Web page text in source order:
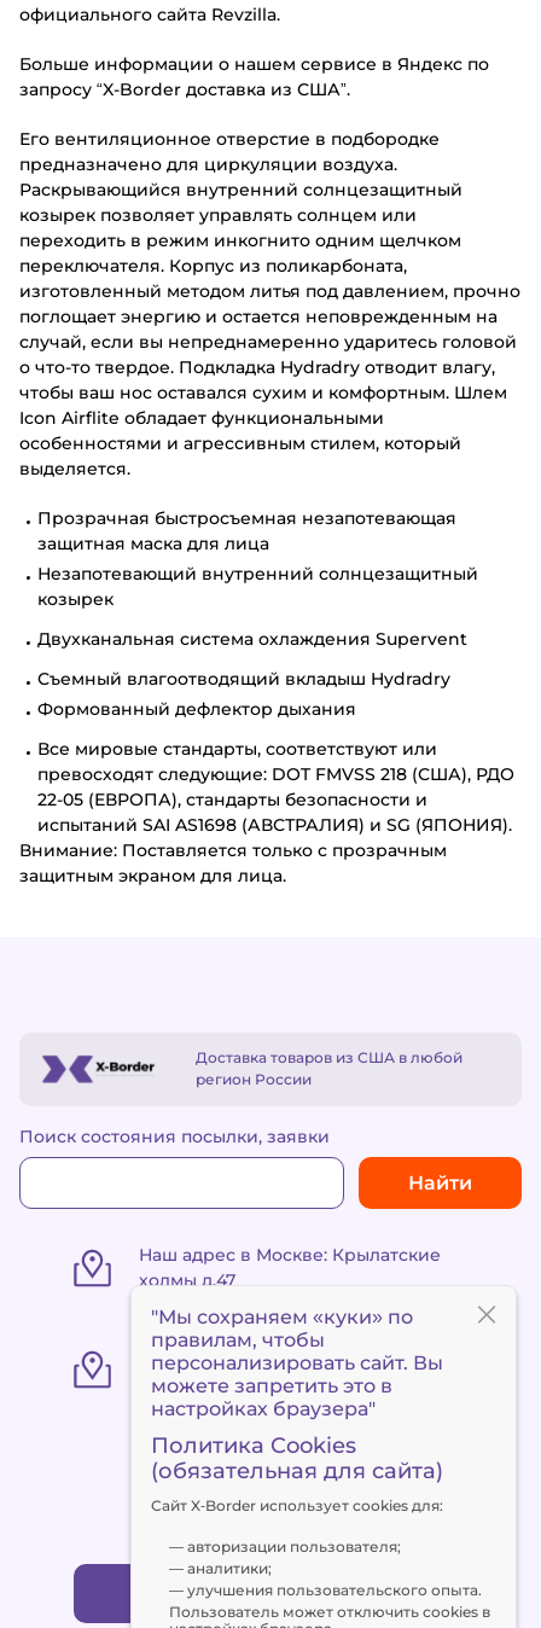
официального сайта Revzilla.
Больше информации о нашем сервисе в Яндекс по
запросу “X-Border доставка из США”.
Его вентиляционное отверстие в подбородке
предназначено для циркуляции воздуха.
Раскрывающийся внутренний солнцезащитный
козырек позволяет управлять солнцем или
переходить в режим инкогнито одним щелчком
переключателя. Корпус из поликарбоната,
изготовленный методом литья под давлением, прочно
поглощает энергию и остается неповрежденным на
случай, если вы непреднамеренно ударитесь головой
о что-то твердое. Подкладка Hydradry отводит влагу,
чтобы ваш нос оставался сухим и комфортным. Шлем
Icon Airflite обладает функциональными
особенностями и агрессивным стилем, который
выделяется.
Прозрачная быстросъемная незапотевающая
защитная маска для лица
Незапотевающий внутренний солнцезащитный
козырек
Двухканальная система охлаждения Supervent
Съемный влагоотводящий вкладыш Hydradry
Формованный дефлектор дыхания
Все мировые стандарты, соответствуют или
превосходят следующие: DOT FMVSS 218 (США), РДО
22-05 (ЕВРОПА), стандарты безопасности и
испытаний SAI AS1698 (АВСТРАЛИЯ) и SG (ЯПОНИЯ).
Внимание: Поставляется только с прозрачным
защитным экраном для лица.
Доставка товаров из США в любой
регион России
Поиск состояния посылки, заявки
Найти
Наш адрес в Москве: Крылатские
холмы д.47
«Пункт выдачи Метро
«Сокольники» ул. Маленковская 32,
стр. 3
client@x-border.ru
Заказать обратный звонок
"Мы сохраняем «куки» по
правилам, чтобы
персонализировать сайт. Вы
можете запретить это в
настройках браузера"
Политика Cookies
(обязательная для сайта)
Сайт X‑Border использует cookies для:
— авторизации пользователя;
— аналитики;
— улучшения пользовательского опыта.
Пользователь может отключить cookies в